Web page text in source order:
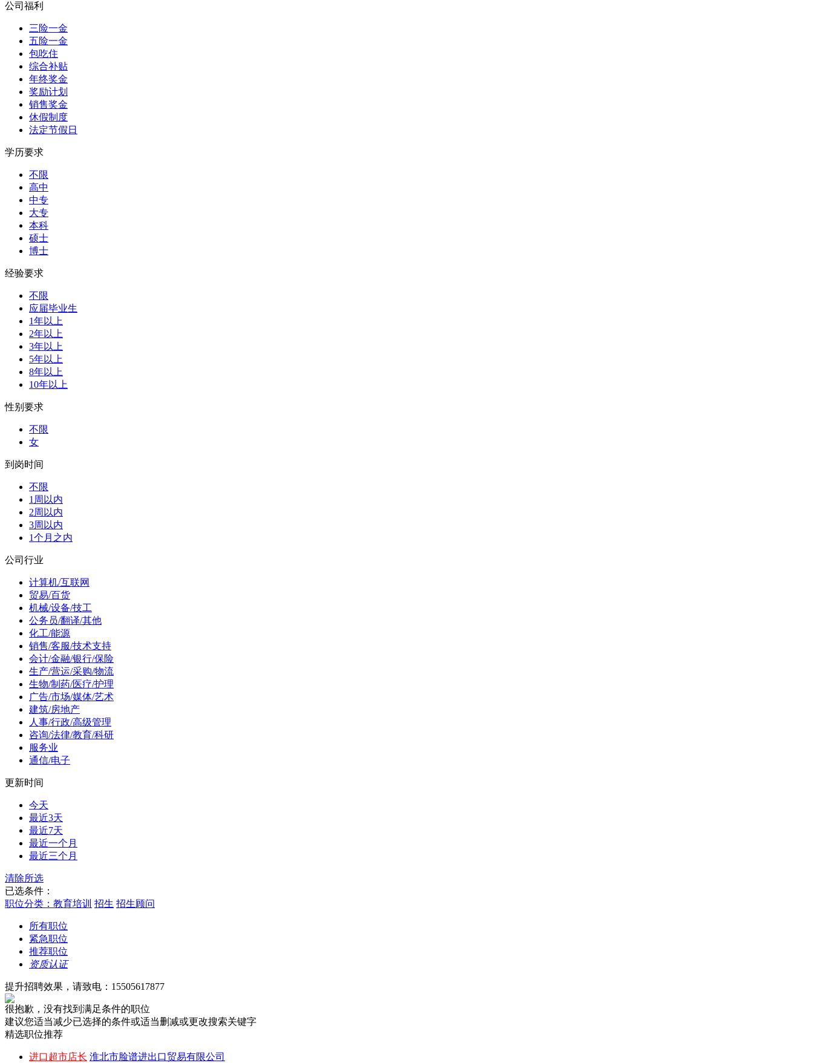
公司福利
三险一金
五险一金
包吃住
综合补贴
年终奖金
奖励计划
销售奖金
休假制度
法定节假日
学历要求
不限
高中
中专
大专
本科
硕士
博士
经验要求
不限
应届毕业生
1年以上
2年以上
3年以上
5年以上
8年以上
10年以上
性别要求
不限
女
到岗时间
不限
1周以内
2周以内
3周以内
1个月之内
公司行业
计算机/互联网
贸易/百货
机械/设备/技工
公务员/翻译/其他
化工/能源
销售/客服/技术支持
会计/金融/银行/保险
生产/营运/采购/物流
生物/制药/医疗/护理
广告/市场/媒体/艺术
建筑/房地产
人事/行政/高级管理
咨询/法律/教育/科研
服务业
通信/电子
更新时间
今天
最近3天
最近7天
最近一个月
最近三个月
清除所选
已选条件：
职位分类：教育培训 招生 招生顾问
所有职位
紧急职位
推荐职位
资质认证
提升招聘效果，请致电：15505617877
很抱歉，没有找到满足条件的职位
建议您适当减少已选择的条件或适当删减或更改搜索关键字
精选职位推荐
进口超市店长 淮北市脸谱进出口贸易有限公司